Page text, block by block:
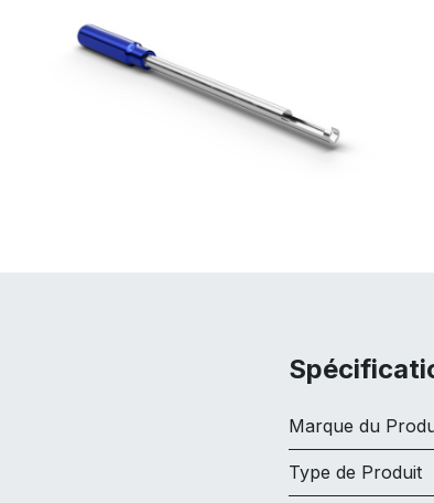
Marque du
Type de Produit